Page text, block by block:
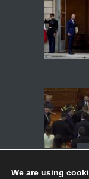
We are using